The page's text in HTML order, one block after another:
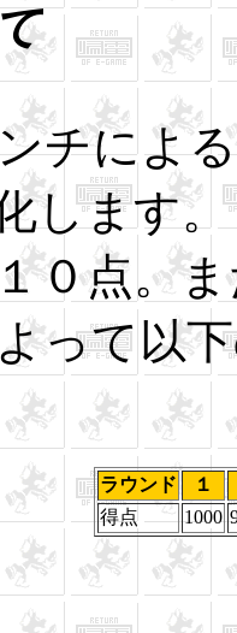
チによ
します
０点。
って以
ラウンド １
得点
1000